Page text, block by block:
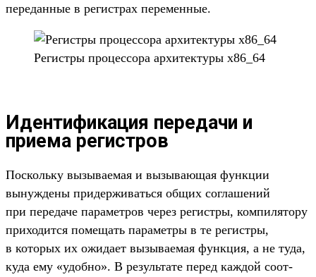
передан­ные в регис­трах перемен­ные.
Ре­гис­тры про­цес­сора архи­тек­туры x86_64
Идентификация передачи и
приема регистров
Пос­коль­ку вызыва­емая и вызыва­ющая фун­кции
вынуж­дены при­дер­живать­ся общих сог­лашений
при переда­че парамет­ров через регис­тры, ком­пилято­ру
при­ходит­ся помещать парамет­ры в те регис­тры,
в которых их ожи­дает вызыва­емая фун­кция, а не туда,
куда ему «удоб­но». В резуль­тате перед каж­дой соот­